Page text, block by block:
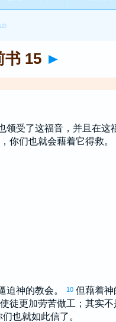
书 15 ►
受了这福音，并且在这
你们也就会藉着它得救。
迫神的教会。 10 但藉着神
徒更加劳苦做工；其实
也就如此信了。